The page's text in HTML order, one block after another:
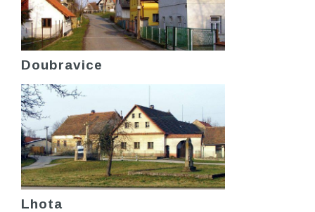
Doubravice
Lhota